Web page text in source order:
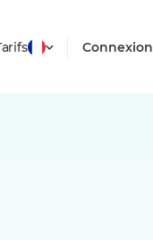
Connexion